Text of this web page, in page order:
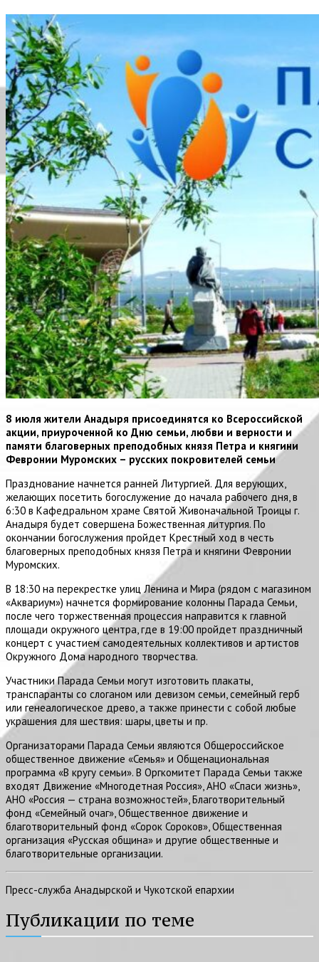
8 июля жители Анадыря присоединятся ко Всероссийской
акции, приуроченной ко Дню семьи, любви и верности и
памяти благоверных преподобных князя Петра и княгини
Февронии Муромских – русских покровителей семьи
Празднование начнется ранней Литургией. Для верующих,
желающих посетить богослужение до начала рабочего дня, в
6:30 в Кафедральном храме Святой Живоначальной Троицы г.
Анадыря будет совершена Божественная литургия. По
окончании богослужения пройдет Крестный ход в честь
благоверных преподобных князя Петра и княгини Февронии
Муромских.
В 18:30 на перекрестке улиц Ленина и Мира (рядом с магазином
«Аквариум») начнется формирование колонны Парада Семьи,
после чего торжественная процессия направится к главной
площади окружного центра, где в 19:00 пройдет праздничный
концерт с участием самодеятельных коллективов и артистов
Окружного Дома народного творчества.
Участники Парада Семьи могут изготовить плакаты,
транспаранты со слоганом или девизом семьи, семейный герб
или генеалогическое древо, а также принести с собой любые
украшения для шествия: шары, цветы и пр.
Организаторами Парада Семьи являются Общероссийское
общественное движение «Семья» и Общенациональная
программа «В кругу семьи». В Оргкомитет Парада Семьи также
входят Движение «Многодетная Россия», АНО «Спаси жизнь»,
АНО «Россия — страна возможностей», Благотворительный
фонд «Семейный очаг», Общественное движение и
благотворительный фонд «Сорок Сороков», Общественная
организация «Русская община» и другие общественные и
благотворительные организации.
Пресс-служба Анадырской и Чукотской епархии
Публикации по теме